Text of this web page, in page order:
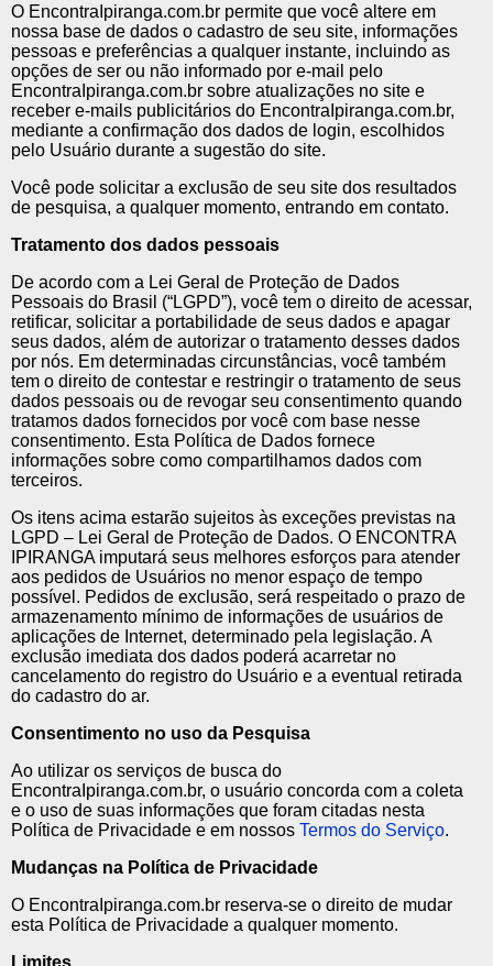
O EncontraIpiranga.com.br permite que você altere em
nossa base de dados o cadastro de seu site, informações
pessoas e preferências a qualquer instante, incluindo as
opções de ser ou não informado por e-mail pelo
EncontraIpiranga.com.br sobre atualizações no site e
receber e-mails publicitários do EncontraIpiranga.com.br,
mediante a confirmação dos dados de login, escolhidos
pelo Usuário durante a sugestão do site.
Você pode solicitar a exclusão de seu site dos resultados
de pesquisa, a qualquer momento, entrando em contato.
Tratamento dos dados pessoais
De acordo com a Lei Geral de Proteção de Dados
Pessoais do Brasil (“LGPD”), você tem o direito de acessar,
retificar, solicitar a portabilidade de seus dados e apagar
seus dados, além de autorizar o tratamento desses dados
por nós. Em determinadas circunstâncias, você também
tem o direito de contestar e restringir o tratamento de seus
dados pessoais ou de revogar seu consentimento quando
tratamos dados fornecidos por você com base nesse
consentimento. Esta Política de Dados fornece
informações sobre como compartilhamos dados com
terceiros.
Os itens acima estarão sujeitos às exceções previstas na
LGPD – Lei Geral de Proteção de Dados. O ENCONTRA
IPIRANGA imputará seus melhores esforços para atender
aos pedidos de Usuários no menor espaço de tempo
possível. Pedidos de exclusão, será respeitado o prazo de
armazenamento mínimo de informações de usuários de
aplicações de Internet, determinado pela legislação. A
exclusão imediata dos dados poderá acarretar no
cancelamento do registro do Usuário e a eventual retirada
do cadastro do ar.
Consentimento no uso da Pesquisa
Ao utilizar os serviços de busca do
EncontraIpiranga.com.br, o usuário concorda com a coleta
e o uso de suas informações que foram citadas nesta
Política de Privacidade e em nossos Termos do Serviço.
Mudanças na Política de Privacidade
O EncontraIpiranga.com.br reserva-se o direito de mudar
esta Política de Privacidade a qualquer momento.
Limites